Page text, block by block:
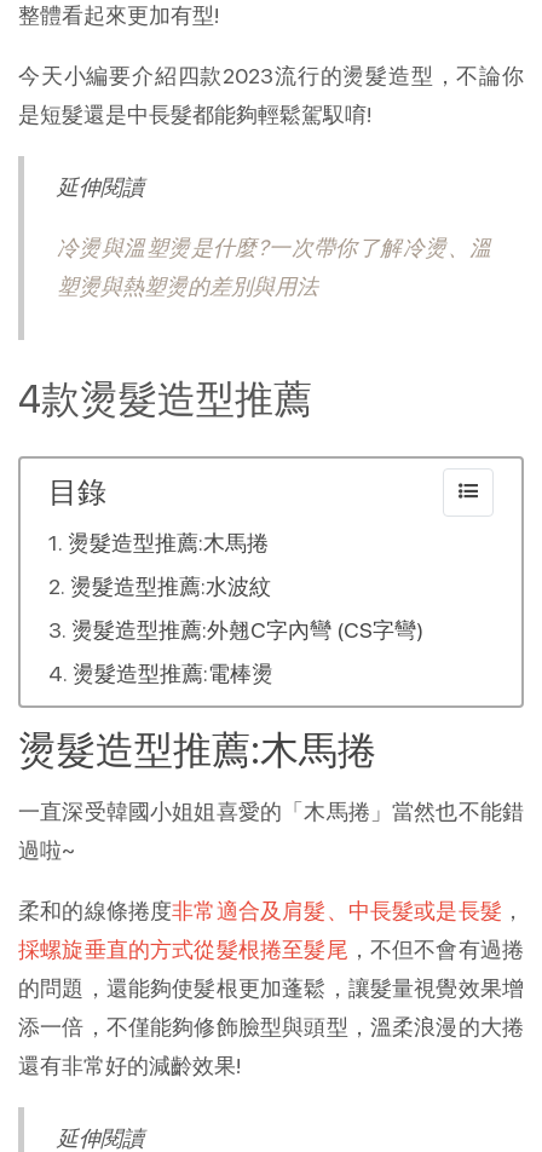
整體看起來更加有型!
今天小編要介紹四款2023流行的燙髮造型，不論你
是短髮還是中長髮都能夠輕鬆駕馭唷!
延伸閱讀
冷燙與溫塑燙是什麼?一次帶你了解冷燙、溫
塑燙與熱塑燙的差別與用法
4款燙髮造型推薦
目錄
燙髮造型推薦:木馬捲
燙髮造型推薦:水波紋
燙髮造型推薦:外翹C字內彎 (CS字彎)
燙髮造型推薦:電棒燙
燙髮造型推薦:木馬捲
一直深受韓國小姐姐喜愛的「木馬捲」當然也不能錯
過啦~
柔和的線條捲度非常適合及肩髮、中長髮或是長髮 ，
採螺旋垂直的方式從髮根捲至髮尾 ，不但不會有過捲
的問題，還能夠使髮根更加蓬鬆，讓髮量視覺效果增
添一倍，不僅能夠修飾臉型與頭型，溫柔浪漫的大捲
還有非常好的減齡效果!
延伸閱讀